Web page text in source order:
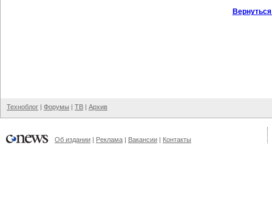
Техноблог | Форумы | ТВ | Архив
Об издании | Реклама | Вакансии | Контакты